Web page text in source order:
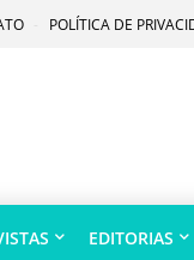
POLÍTICA DE
EDITORIAS